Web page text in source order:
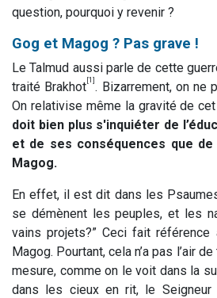
question, pourquoi y revenir ?
Gog et Magog ? Pas grave !
Le Talmud aussi parle de cette
traité Brakhot [1] . Bizarrement, on ne
On relativise même la gravité de
doit bien plus s'inquiéter de
et de ses conséquences que
Magog.
En effet, il est dit dans les
se démènent les peuples, et les
vains projets?” Ceci fait
Magog. Pourtant, cela n’a pas l’air
mesure, comme on le voit dans la
dans les cieux en rit, le Seigneur